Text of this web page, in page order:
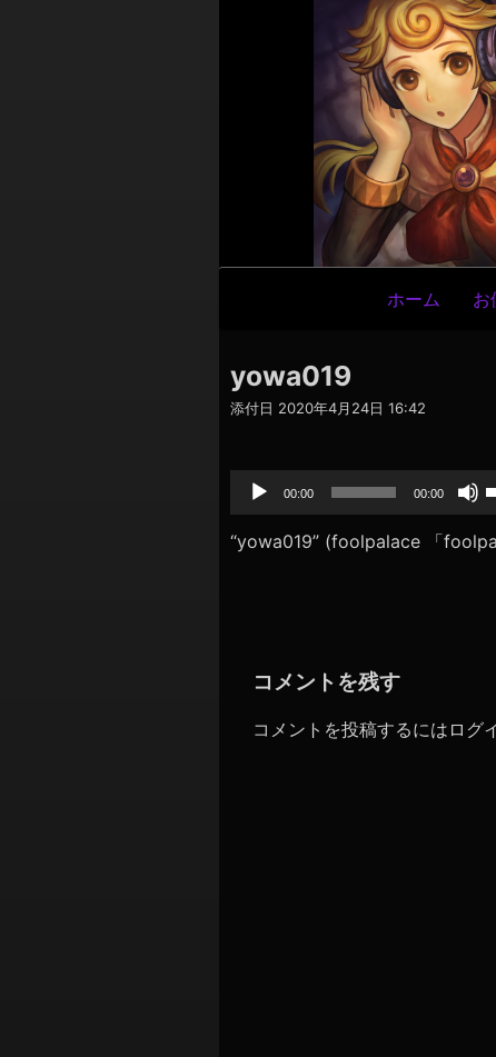
ナ
ビ
シ
ョ
ホーム お
yowa019
添付日 2020年4月24日 16:42
声
レ
ー
ヤ
00:00 00:00
ー
印
“yowa019” (foolpalace 「
コメントを残す
コメントを投稿するには ログ